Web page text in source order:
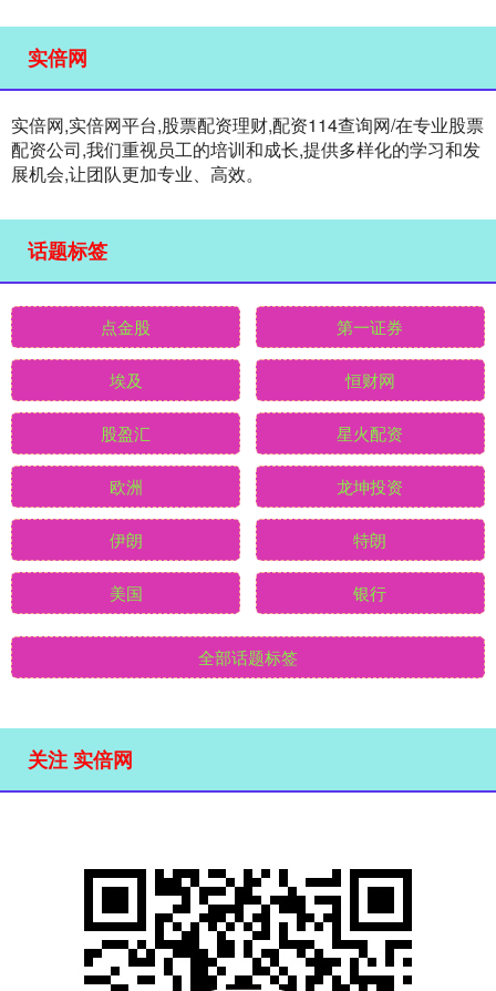
实倍网
实倍网,实倍网平台,股票配资理财,配资114查询网/在专业股票
配资公司,我们重视员工的培训和成长,提供多样化的学习和发
展机会,让团队更加专业、高效。
话题标签
点金股 第一证券
埃及 恒财网
股盈汇 星火配资
欧洲 龙坤投资
伊朗 特朗
美国 银行
全部话题标签
关注 实倍网